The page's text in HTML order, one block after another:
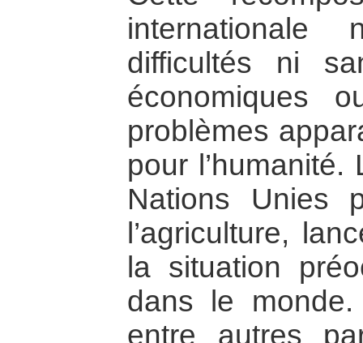
difficultés ni
économiques
problèmes
pour l’humanité.
Nations Unies
l’agriculture,
la situation
dans le monde.
entre autres